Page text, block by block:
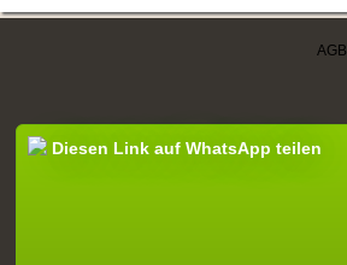
AGB
Diesen Link auf WhatsApp teilen